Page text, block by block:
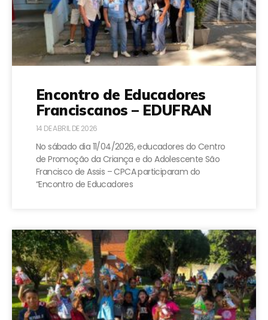
Encontro de Educadores
Franciscanos – EDUFRAN
14 DE ABRIL DE 2026
No sábado dia 11/04/2026, educadores do Centro
de Promoção da Criança e do Adolescente São
Francisco de Assis – CPCA participaram do
“Encontro de Educadores